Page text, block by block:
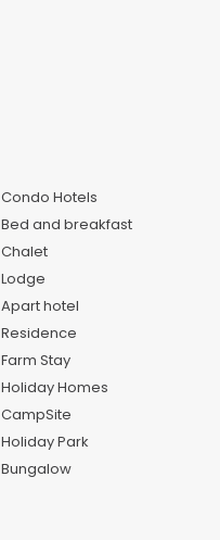
Condo Hotels
Bed and breakfast
Chalet
Lodge
Apart hotel
Residence
Farm Stay
Holiday Homes
CampSite
Holiday Park
Bungalow